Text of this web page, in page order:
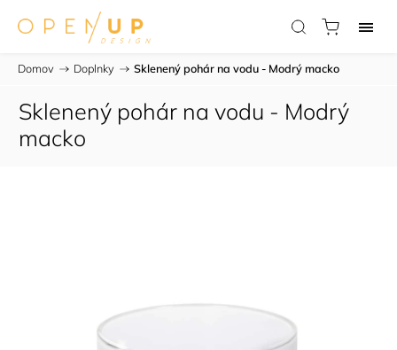
Domov / Doplnky / Sklenený pohár na vodu - Modrý macko
Sklenený pohár na vodu - Modrý
macko